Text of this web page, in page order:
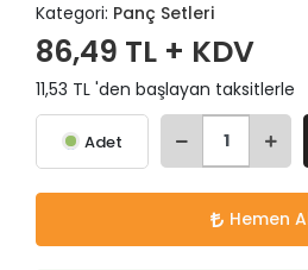
Kategori: Panç Setleri
86,49 TL + KDV
11,53 TL 'den başlayan taksitlerle
Adet
Hemen